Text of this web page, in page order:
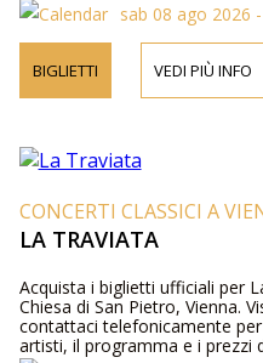
sab 08 ago 2026
BIGLIETTI VEDI PIÙ INFO
CONCERTI CLASSICI A
LA TRAVIATA
Acquista i biglietti ufficiali per
Chiesa di San Pietro, Vienna.
contattaci telefonicamente
artisti, il programma e i prezzi